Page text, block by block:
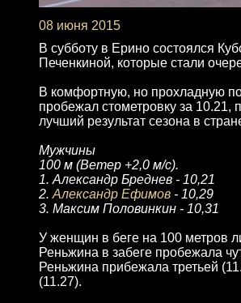
08 июня 2015
В субботу в Ерино состоялся
Печенкиной, которые стали
В комфортную, но прохладную
пробежал стометровку за
лучший результат сезона в
Мужчины
100 м (Ветер +2,0 м/с).
1. Александр Бреднев - 10,21
2. Александр Ефимов - 10,29
3. Максим Половинкин - 10,31
У женщин в беге на 100 метров
Реньжина в забеге пробежала
Реньжина прибежала третьей
(11.27).